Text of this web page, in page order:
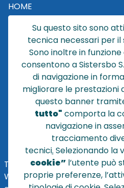
HOME
CATALOGO
CHI SIAMO
NEWS
CONTATTACI
CONDIZIONI DI VENDITA
POLICY PRIVACY
NOTE LEGALI
TEL
+39 051 320210
WHATSAPP:+39345 7201724
Su questo sito sono
tecnica necessari per il
Sono inoltre in
consentono a Sistersbo
di navigazione in
migliorare le prestazioni
questo banner
tutto" comporta la
navigazione in
tracciamento
tecnici. Selezionando la
cookie”l’utente può
proprie preferenze,